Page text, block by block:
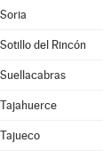
Soria
Sotillo del Rincón
Suellacabras
Tajahuerce
Tajueco